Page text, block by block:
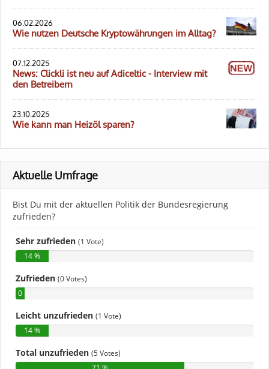
06.02.2026
Wie nutzen Deutsche Kryptowährungen im Alltag?
07.12.2025
News: Clickli ist neu auf Adiceltic - Interview mit
den Betreibern
23.10.2025
Wie kann man Heizöl sparen?
Aktuelle Umfrage